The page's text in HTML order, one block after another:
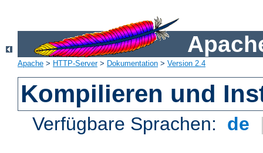
Apache > HTTP-Server> Dokumentation > Version 2.4
Kompilieren und
Verfügbare Sprachen: de